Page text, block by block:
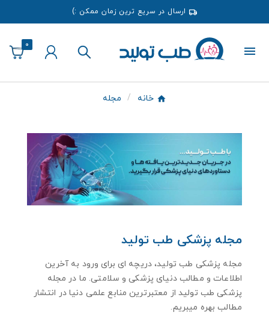
ارسال در سریع ترین زمان ممکن :)
0
خانه مجله
مجله پزشکی طب تولید
مجله پزشکی طب تولید، دریچه ای برای ورود به آخرین
اطلاعات و مطالب دنیای پزشکی و سلامتی. ما در مجله
پزشکی طب تولید از معتبرترین منابع علمی دنیا در انتشار
مطالب بهره میبریم.